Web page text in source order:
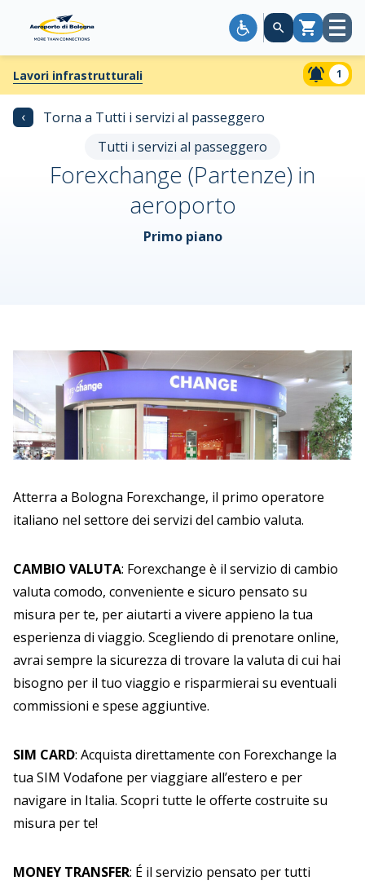
CarrelloApri
Lavori infrastrutturali 1
‹
Torna a Tutti i servizi al passeggero
Tutti i servizi al passeggero
Forexchange (Partenze) in
aeroporto
Primo piano
Atterra a Bologna Forexchange, il primo operatore
italiano nel settore dei servizi del cambio valuta.
CAMBIO VALUTA: Forexchange è il servizio di cambio
valuta comodo, conveniente e sicuro pensato su
misura per te, per aiutarti a vivere appieno la tua
esperienza di viaggio. Scegliendo di prenotare online,
avrai sempre la sicurezza di trovare la valuta di cui hai
bisogno per il tuo viaggio e risparmierai su eventuali
commissioni e spese aggiuntive.
SIM CARD: Acquista direttamente con Forexchange la
tua SIM Vodafone per viaggiare all’estero e per
navigare in Italia. Scopri tutte le offerte costruite su
misura per te!
MONEY TRANSFER: É il servizio pensato per tutti